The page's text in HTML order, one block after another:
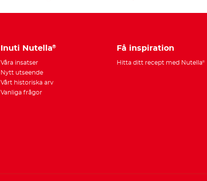
Inuti Nutella®
Våra insatser
Nytt utseende
Vårt historiska arv
Vanliga frågor
Få inspiration
Hitta ditt recept med Nutella®